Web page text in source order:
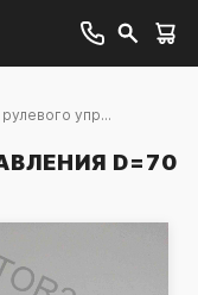
упр...
D=70